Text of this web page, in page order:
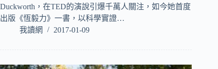
Duckworth，在TED的演說引爆千萬人關注，如今她首度
出版《恆毅力》一書，以科學實證…
我讀網
2017-01-09